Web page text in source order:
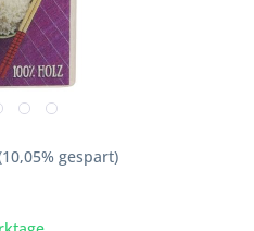
gespart)